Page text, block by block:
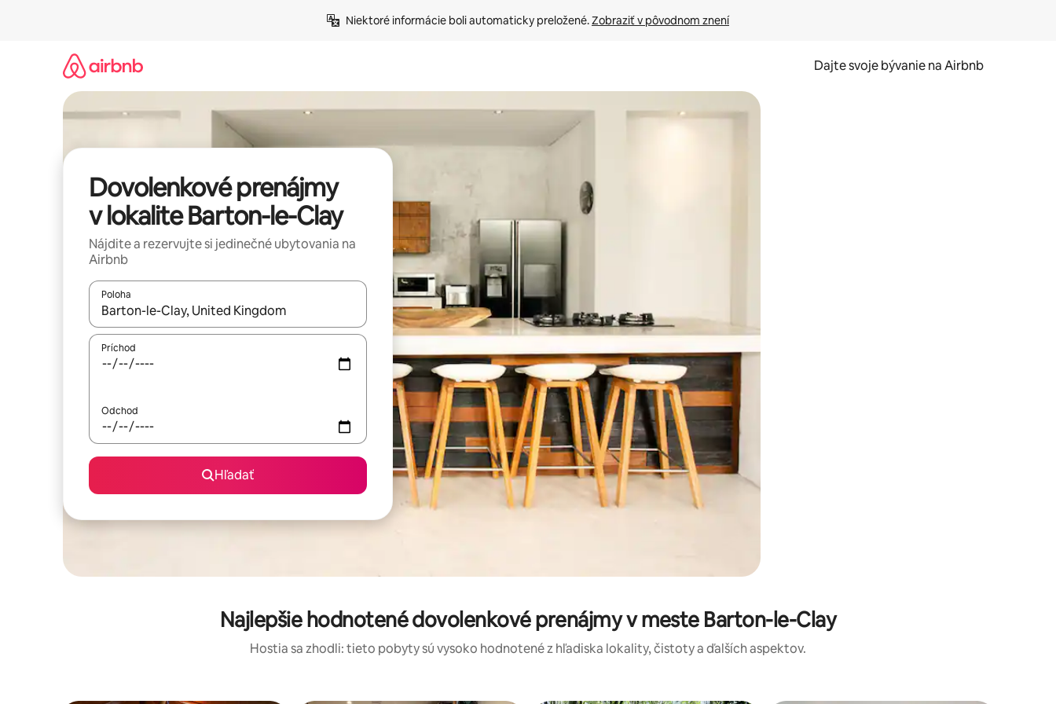
Niektoré informácie boli automaticky preložené. Zobraziť v pôvodnom znení
Dajte svoje bývanie na Airbnb
Dovolenkové prenájmy
v lokalite Barton-le-Clay
Nájdite a rezervujte si jedinečné ubytovania na
Airbnb
Poloha
Keď budú výsledky k dispozícii, môžete si ich prechádzať pomocou klávesov so šípkami nahor a nadol alebo ich preskúmať pomocou dotykových gest či potiahnutia prstom.
Príchod
Odchod
Hľadať
Najlepšie hodnotené dovolenkové prenájmy v meste Barton-le-Clay
Hostia sa zhodli: tieto pobyty sú vysoko hodnotené z hľadiska lokality, čistoty a ďalších aspektov.